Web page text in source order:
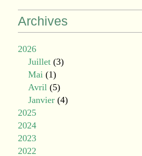
Archives
2026
Juillet (3)
Mai (1)
Avril (5)
Janvier (4)
2025
2024
2023
2022